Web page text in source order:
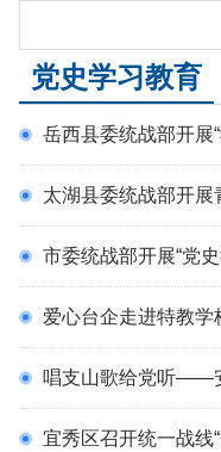
学习贯彻习近
铸牢中华
学习贯彻
不
铸牢中华民
铸牢中华民族
《习近平总书记关于做
党史学习教育
岳西县委统战部开展“我
太湖县委统战部开展青少
市委统战部开展“党
爱心台企走进特教学
唱支山歌给党听——安庆市工商联组队参加
宜秀区召开统一战线“奋进同行路 启航新征